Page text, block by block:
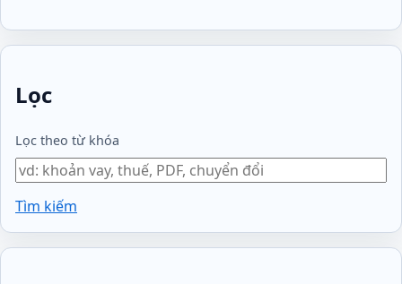
Lọc
Lọc theo từ khóa
Tìm kiếm